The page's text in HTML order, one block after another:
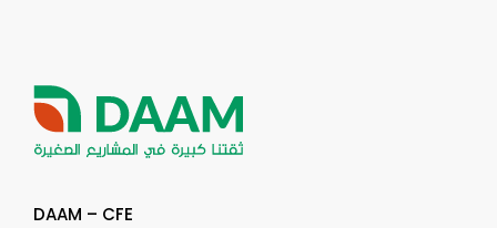
DAAM – CFE